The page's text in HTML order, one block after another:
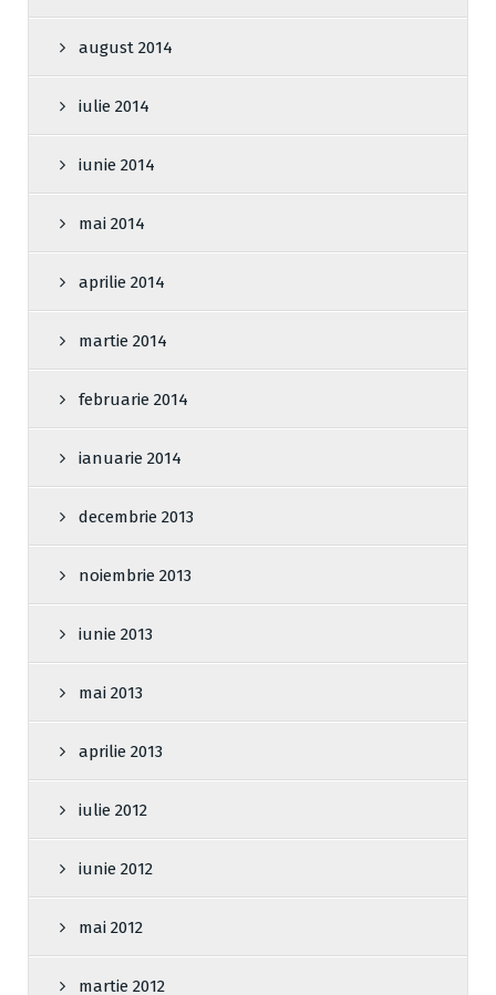
august 2014
iulie 2014
iunie 2014
mai 2014
aprilie 2014
martie 2014
februarie 2014
ianuarie 2014
decembrie 2013
noiembrie 2013
iunie 2013
mai 2013
aprilie 2013
iulie 2012
iunie 2012
mai 2012
martie 2012